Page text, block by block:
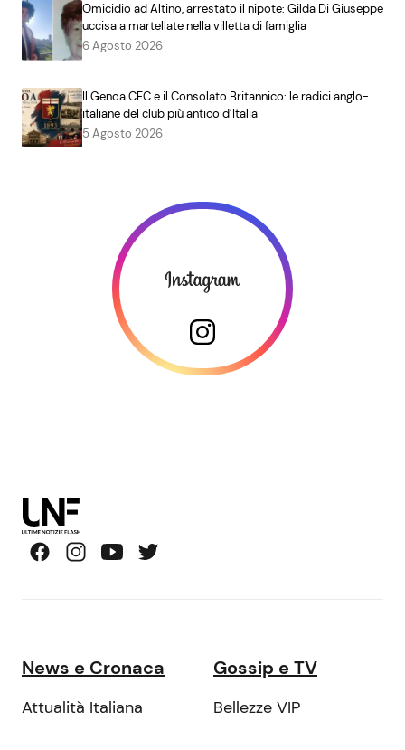
Omicidio ad Altino, arrestato il nipote: Gilda Di Giuseppe
uccisa a martellate nella villetta di famiglia
6 Agosto 2026
Il Genoa CFC e il Consolato Britannico: le radici anglo-
italiane del club più antico d’Italia
5 Agosto 2026
News e Cronaca
Attualità Italiana
Gossip e TV
Bellezze VIP